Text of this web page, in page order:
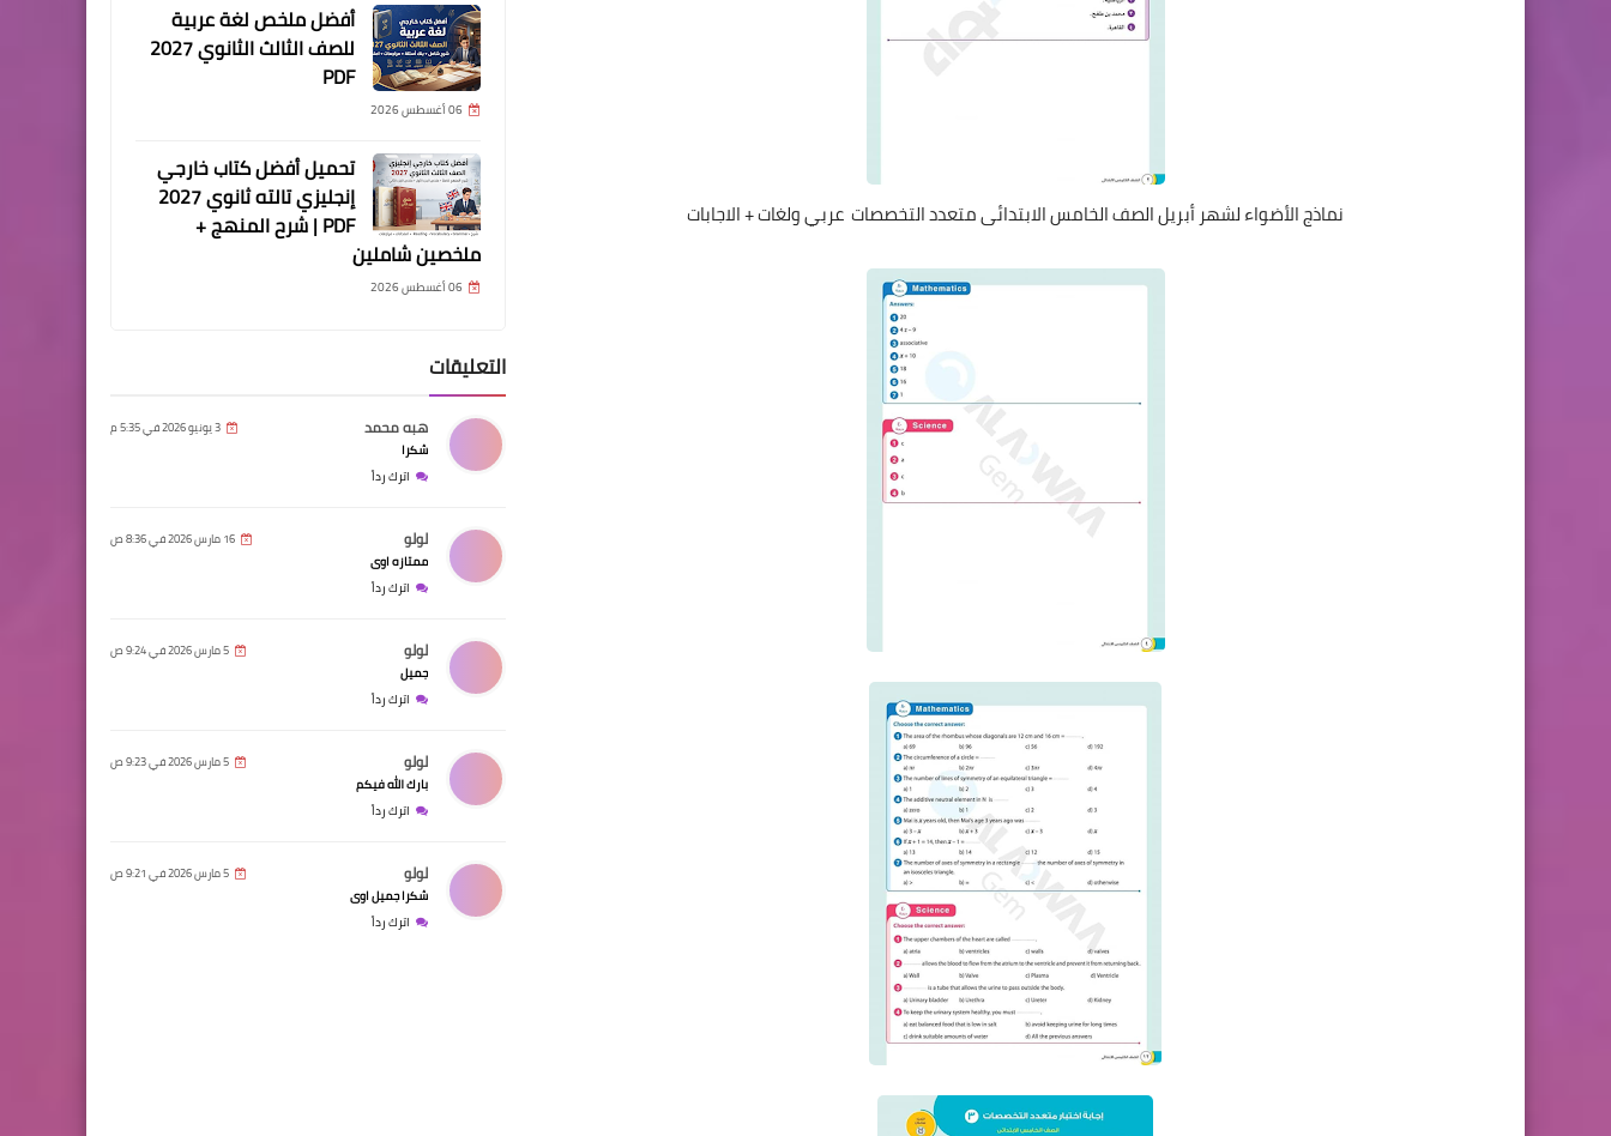
نماذج الأضواء لشهر أبريل الصف الخامس الابتدائى متعدد التخصصات عربي ولغات + الاجابات
أفضل ملخص لغة عربية
للصف الثالث الثانوي 2027
PDF
06 أغسطس 2026
تحميل أفضل كتاب خارجي
إنجليزي تالته ثانوي 2027
PDF | شرح المنهج +
ملخصين شاملين
06 أغسطس 2026
التعليقات
هبه محمد 3 يونيو 2026 في 5:35 م
شكرا
اترك رداً
لولو 16 مارس 2026 في 8:36 ص
ممتازه اوى
اترك رداً
لولو 5 مارس 2026 في 9:24 ص
جميل
اترك رداً
لولو 5 مارس 2026 في 9:23 ص
بارك الله فيكم
اترك رداً
لولو 5 مارس 2026 في 9:21 ص
شكرا جميل اوى
اترك رداً